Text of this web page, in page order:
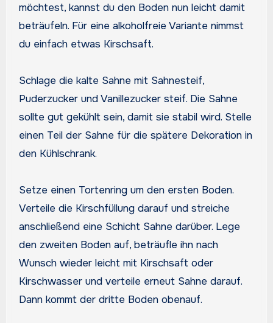
möchtest, kannst du den Boden nun leicht damit
beträufeln. Für eine alkoholfreie Variante nimmst
du einfach etwas Kirschsaft.
Schlage die kalte Sahne mit Sahnesteif,
Puderzucker und Vanillezucker steif. Die Sahne
sollte gut gekühlt sein, damit sie stabil wird. Stelle
einen Teil der Sahne für die spätere Dekoration in
den Kühlschrank.
Setze einen Tortenring um den ersten Boden.
Verteile die Kirschfüllung darauf und streiche
anschließend eine Schicht Sahne darüber. Lege
den zweiten Boden auf, beträufle ihn nach
Wunsch wieder leicht mit Kirschsaft oder
Kirschwasser und verteile erneut Sahne darauf.
Dann kommt der dritte Boden obenauf.